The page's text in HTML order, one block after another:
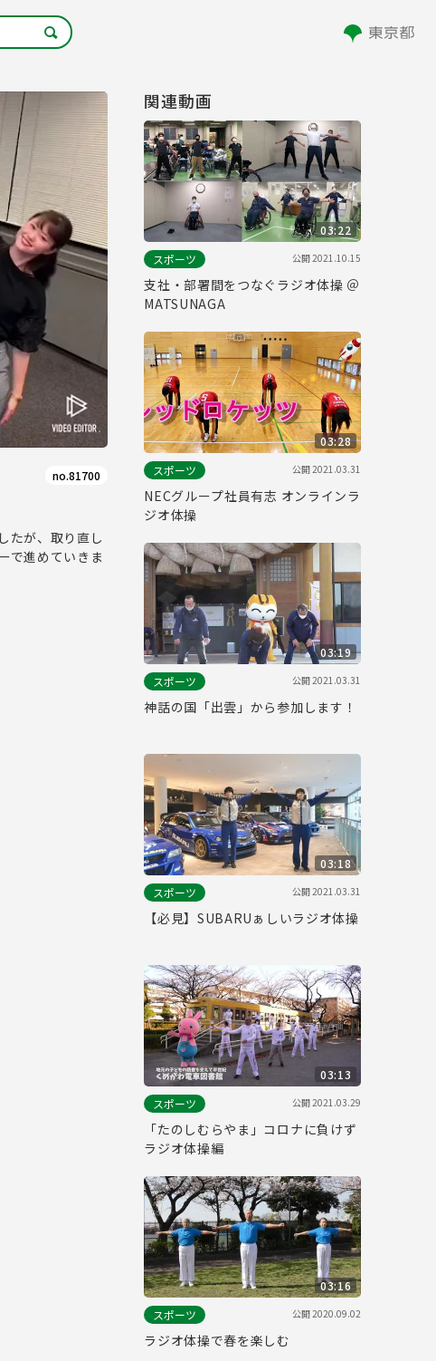
no.81700
たが、取り直し
で進めていきま
関連動画
03:22
スポーツ
公開2021.10.15
支社・部署間をつなぐラジオ体操 ＠
MATSUNAGA
03:28
スポーツ
公開2021.03.31
NECグループ社員有志 オンラインラ
ジオ体操
03:19
スポーツ
公開2021.03.31
神話の国「出雲」から参加します！
03:18
スポーツ
公開2021.03.31
【必見】SUBARUぁしいラジオ体操
03:13
スポーツ
公開2021.03.29
「たのしむらやま」コロナに負けず
ラジオ体操編
03:16
スポーツ
公開2020.09.02
ラジオ体操で春を楽しむ